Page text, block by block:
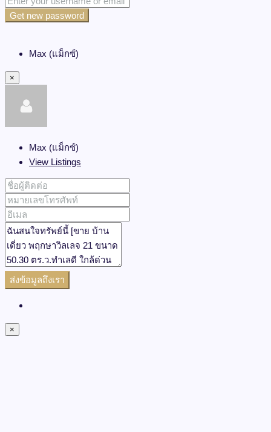
Get new password
Max (แม็กซ์)
×
Max (แม็กซ์)
View Listings
ส่งข้อมูลถึงเรา
×